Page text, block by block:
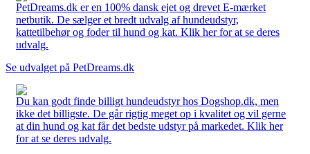
PetDreams.dk er en 100% dansk ejet og drevet E-mærket
netbutik. De sælger et bredt udvalg af hundeudstyr,
kattetilbehør og foder til hund og kat. Klik her for at se deres
udvalg.
Se udvalget på PetDreams.dk
Du kan godt finde billigt hundeudstyr hos Dogshop.dk, men
ikke det billigste. De går rigtig meget op i kvalitet og vil gerne
at din hund og kat får det bedste udstyr på markedet. Klik her
for at se deres udvalg.